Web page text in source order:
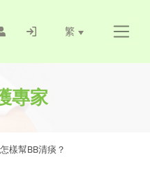
繁
專家
怎樣幫BB清痰？